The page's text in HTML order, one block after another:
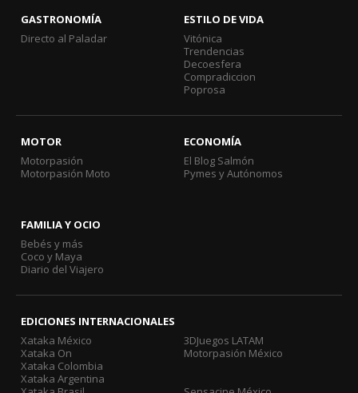
GASTRONOMÍA
Directo al Paladar
ESTILO DE VIDA
Vitónica
Trendencias
Decoesfera
Compradiccion
Poprosa
MOTOR
Motorpasión
Motorpasión Moto
ECONOMÍA
El Blog Salmón
Pymes y Autónomos
FAMILIA Y OCIO
Bebés y más
Coco y Maya
Diario del Viajero
EDICIONES INTERNACIONALES
Xataka México
Xataka On
Xataka Colombia
Xataka Argentina
3DJuegos LATAM
Motorpasión México